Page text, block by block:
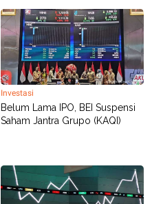
Investasi
Belum Lama IPO, BEI Suspensi
Saham Jantra Grupo (KAQI)